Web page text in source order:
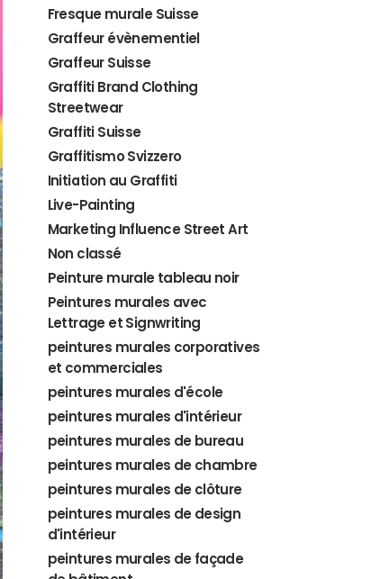
Fresque murale Suisse
Graffeur évènementiel
Graffeur Suisse
Graffiti Brand Clothing
Streetwear
Graffiti Suisse
Graffitismo Svizzero
Initiation au Graffiti
Live-Painting
Marketing Influence Street Art
Non classé
Peinture murale tableau noir
Peintures murales avec
Lettrage et Signwriting
peintures murales corporatives
et commerciales
peintures murales d'école
peintures murales d'intérieur
peintures murales de bureau
peintures murales de chambre
peintures murales de clôture
peintures murales de design
d'intérieur
peintures murales de façade